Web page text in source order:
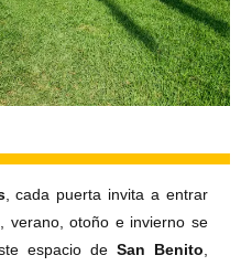
, cada puerta invita a entrar
verano, otoño e invierno se
espacio deSan Benito